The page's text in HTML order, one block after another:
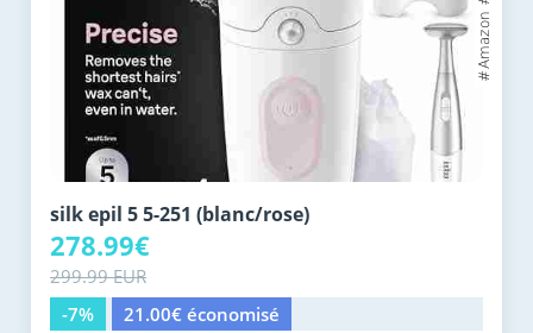
silk epil 5 5-251 (blanc/rose)
278.99€
299.99 EUR
-7%
21.00€ économisé